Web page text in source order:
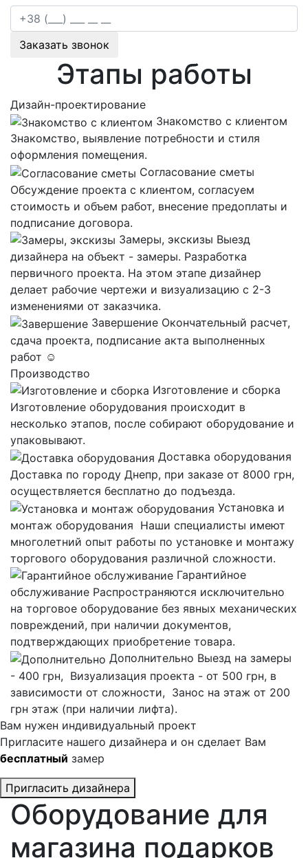
Заказать звонок
Этапы работы
Дизайн-проектирование
Знакомство с клиентом
Знакомство, выявление потребности и стиля
оформления помещения.
Согласование сметы
Обсуждение проекта с клиентом, согласуем
стоимость и объем работ, внесение предоплаты и
подписание договора.
Замеры, экскизы Выезд
дизайнера на объект - замеры. Разработка
первичного проекта. На этом этапе дизайнер
делает рабочие чертежи и визуализацию с 2-3
изменениями от заказчика.
Завершение Окончательный расчет,
сдача проекта, подписание акта выполненных
работ ☺
Производство
Изготовление и сборка
Изготовление оборудования происходит в
несколько этапов, после собирают оборудование и
упаковывают.
Доставка оборудования
Доставка по городу Днепр, при заказе от 8000 грн,
осуществляется бесплатно до подъезда.
Установка и
монтаж оборудования Наши специалисты имеют
многолетний опыт работы по установке и монтажу
торгового оборудования различной сложности.
Гарантийное
обслуживание Распространяются исключительно
на торговое оборудование без явных механических
повреждений, при наличии документов,
подтверждающих приобретение товара.
Дополнительно Выезд на замеры
- 400 грн, Визуализация проекта - от 500 грн, в
зависимости от сложности, Занос на этаж от 200
грн этаж (при наличии лифта).
Вам нужен индивидуальный проект
Пригласите нашего дизайнера и он сделает Вам
бесплатный замер
Пригласить дизайнера
Оборудование для
магазина подарков